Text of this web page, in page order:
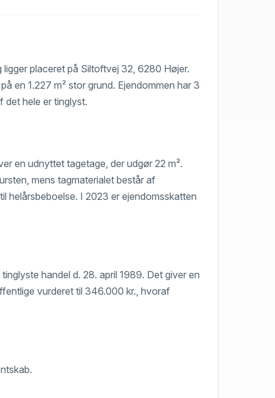
ligger placeret på Siltoftvej 32, 6280 Højer.
en 1.227 m² stor grund. Ejendommen har 3
det hele er tinglyst.
en udnyttet tagetage, der udgør 22 m².
mens tagmaterialet består af
helårsbeboelse. I 2023 er ejendomsskatten
handel d. 28. april 1989. Det giver en
vurderet til 346.000 kr., hvoraf